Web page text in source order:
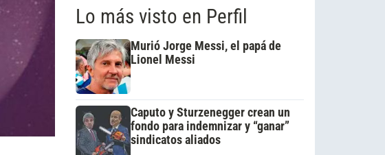
Lo más visto en Perfil
Murió Jorge Messi, el papá de
Lionel Messi
Caputo y Sturzenegger crean un
fondo para indemnizar y “ganar”
sindicatos aliados